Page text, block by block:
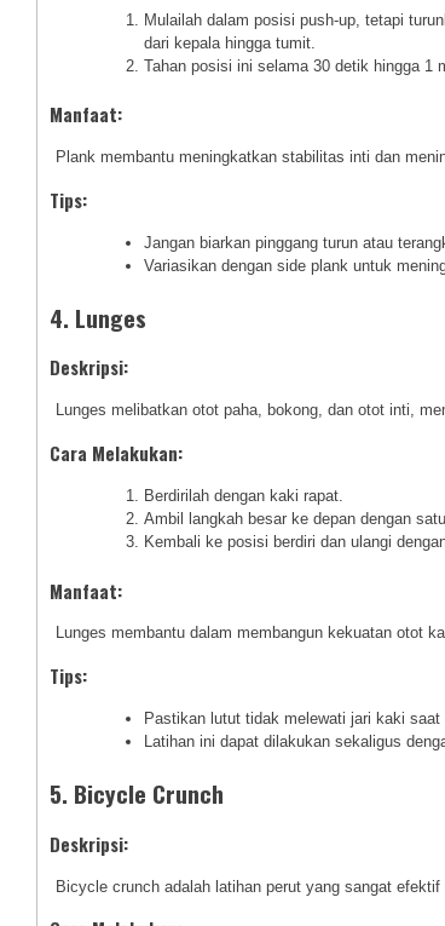
Mulailah dalam posisi push-up, tetapi
dari kepala hingga tumit.
Tahan posisi ini selama 30 detik hingga 1
Manfaat:
Plank membantu meningkatkan stabilitas inti dan
Tips:
Jangan biarkan pinggang turun atau
Variasikan dengan side plank untuk
4. Lunges
Deskripsi:
Lunges melibatkan otot paha, bokong, dan otot inti,
Cara Melakukan:
Berdirilah dengan kaki rapat.
Ambil langkah besar ke depan dengan
Kembali ke posisi berdiri dan ulangi
Manfaat:
Lunges membantu dalam membangun kekuatan otot
Tips:
Pastikan lutut tidak melewati jari kaki saat
Latihan ini dapat dilakukan sekaligus
5. Bicycle Crunch
Deskripsi:
Bicycle crunch adalah latihan perut yang sangat